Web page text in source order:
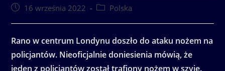
Post16 września 2022
PostPolska
Rano w centrum Londynu doszło do ataku nożem na
policjantów. Nieoficjalnie doniesienia mówią, że
jeden z policjantów został trafiony nożem w szyję.